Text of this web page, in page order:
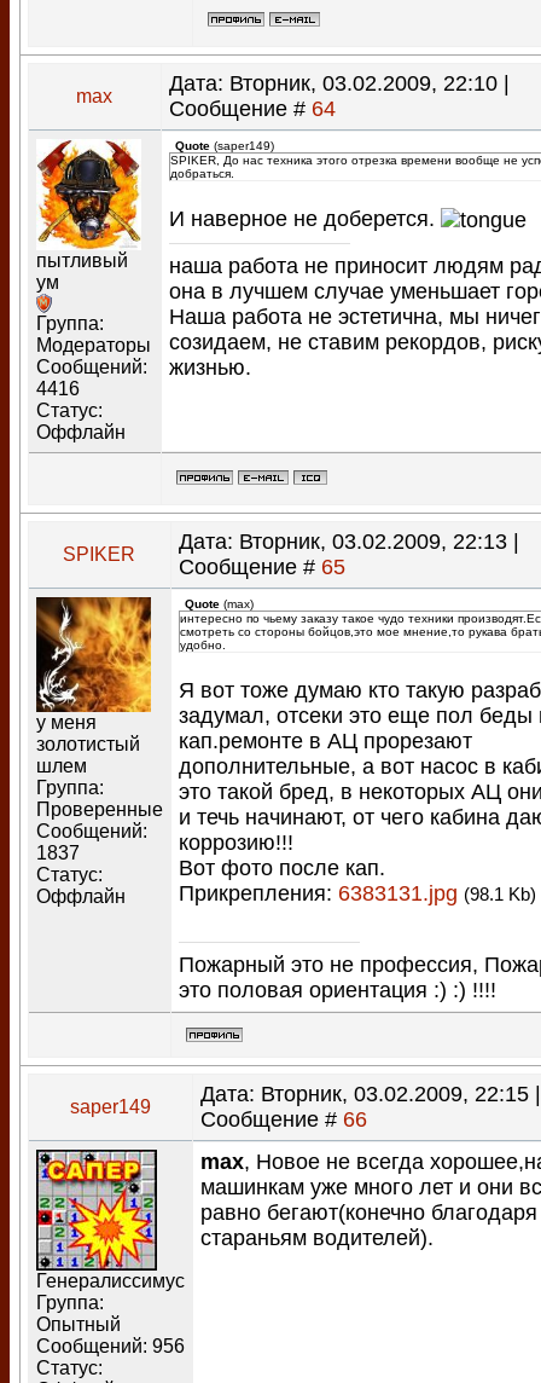
max
Дата: Вторник, 03.02.2009, 22:10 |
Сообщение # 64
пытливый
ум
Группа:
Модераторы
Сообщений:
4416
Статус:
Оффлайн
Quote (saper149)
SPIKER, До нас техника этого отрезка времени вообще не
добраться.
И наверное не доберется.
наша работа не приносит людям
она в лучшем случае уменьшает
Наша работа не эстетична, мы
созидаем, не ставим рекордов,
жизнью.
SPIKER
Дата: Вторник, 03.02.2009, 22:13 |
Сообщение # 65
у меня
золотистый
шлем
Группа:
Проверенные
Сообщений:
1837
Статус:
Оффлайн
Quote (max)
интересно по чьему заказу такое чудо техники
смотреть со стороны бойцов,это мое мнение,то рукава
удобно.
Я вот тоже думаю кто такую
задумал, отсеки это еще пол беды
кап.ремонте в АЦ прорезают
дополнительные, а вот насос в
это такой бред, в некоторых АЦ
и течь начинают, от чего кабина
коррозию!!!
Вот фото после кап.
Прикрепления: 6383131.jpg (98.1 Kb)
Пожарный это не профессия,
это половая ориентация :) :) !!!!
saper149
Дата: Вторник, 03.02.2009, 22:15 |
Сообщение # 66
Генералиссимус
Группа:
Опытный
Сообщений: 956
Статус:
max, Новое не всегда
машинкам уже много лет и они
равно бегают(конечно благодаря
стараньям водителей).